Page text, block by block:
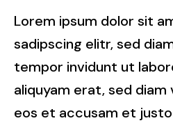
Lorem ipsum dolor sit
sadipscing elitr, sed
tempor invidunt ut
aliquyam erat, sed
eos et accusam et